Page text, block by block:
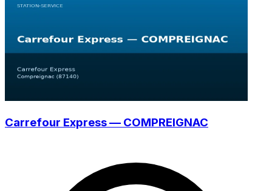
Carrefour Express — COMPREIGNAC